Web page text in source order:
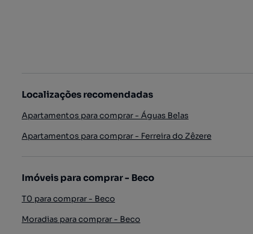
Localizações recomendadas
Apartamentos para comprar - Águas Belas
Apartamentos para comprar - Ferreira do Zêzere
Imóveis para comprar - Beco
T0 para comprar - Beco
Moradias para comprar - Beco